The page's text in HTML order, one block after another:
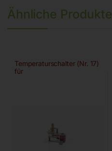
Ähnliche Produkte
Temperaturschalter (Nr. 17)
für